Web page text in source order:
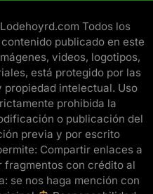
Todos los
publicado en este
videos, logotipos,
está protegido por las
intelectual. Uso
prohibida la
o publicación del
previa y por escrito
Compartir enlaces a
fragmentos con crédito al
se nos haga mención con